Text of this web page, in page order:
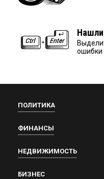
ошибки
ПОЛИТИКА
ФИНАНСЫ
НЕДВИЖИМОСТЬ
БИЗНЕС